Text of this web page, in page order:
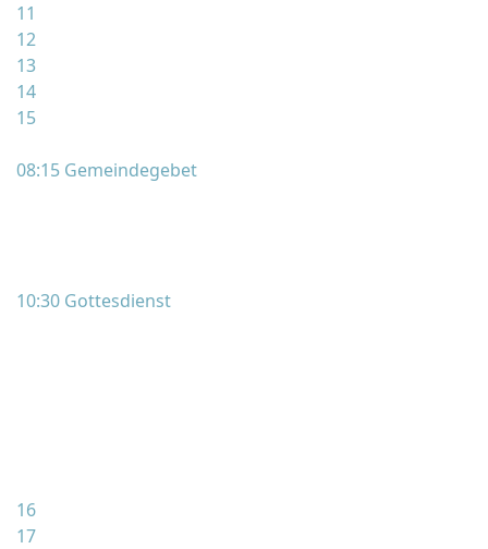
11
12
13
14
15
08:15 Gemeindegebet
10:30 Gottesdienst
16
17